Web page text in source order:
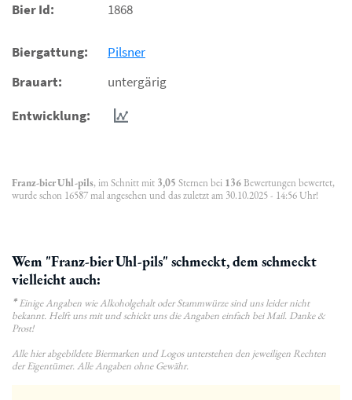
Bier Id: 1868
Biergattung:
Pilsner
Brauart:
untergärig
Entwicklung:
Franz-bier Uhl-pils, im Schnitt mit 3,05 Sternen bei 136Bewertungen bewertet,
wurde schon 16587 mal angesehen und das zuletzt am 30.10.2025 - 14:56 Uhr!
Wem "Franz-bier Uhl-pils" schmeckt, dem schmeckt
vielleicht auch:
*Einige Angaben wie Alkoholgehalt oder Stammwürze sind uns leider nicht
bekannt. Helft uns mit und schickt uns die Angaben einfach bei Mail. Danke &
Prost!
Alle hier abgebildete Biermarken und Logos unterstehen den jeweiligen Rechten
der Eigentümer. Alle Angaben ohne Gewähr.